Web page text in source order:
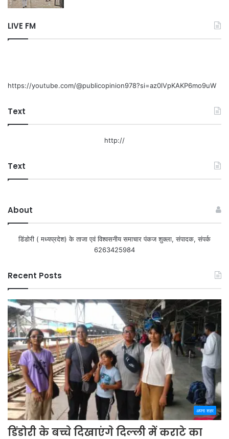
LIVE FM
https://youtube.com/@publicopinion978?si=az0lVpKAKP6mo9uW
Text
http://
Text
About
डिंडोरी ( मध्यप्रदेश) के ताजा एवं विश्वसनीय समाचार पंकज शुक्ला, संपादक, संपर्क
6263425984
Recent Posts
अपना शहर
डिंडोरी के बच्चे दिखाएंगे दिल्ली में कराटे का